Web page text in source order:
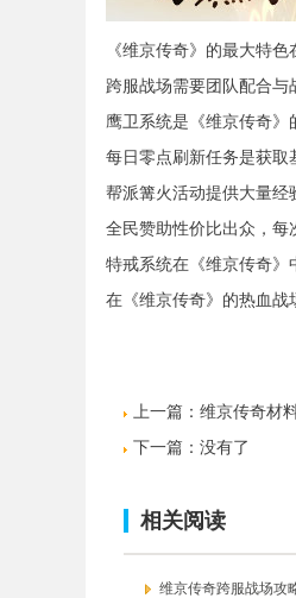
《维京传奇》的最大特
跨服战场需要团队配合与
鹰卫系统是《维京传奇》
每日零点刷新任务是获取
帮派篝火活动提供大量经
全民赞助性价比出众，每
特戒系统在《维京传奇》
在《维京传奇》的热血战
上一篇： 维京传奇材
下一篇：没有了
相关阅读
维京传奇跨服战场攻